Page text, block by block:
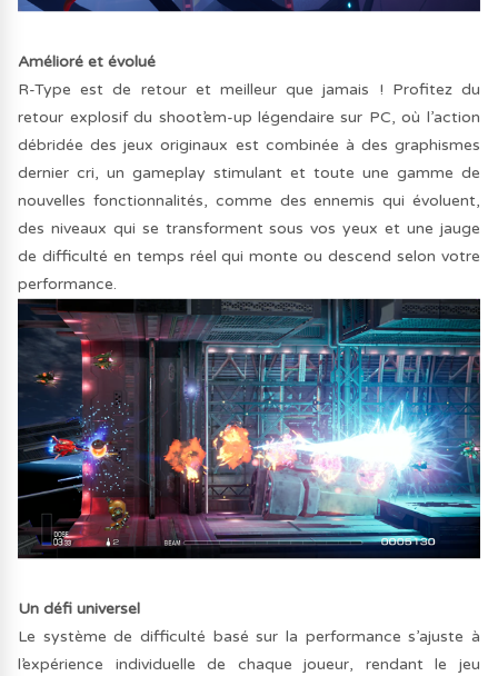
Amélioré et évolué
R-Type est de retour et meilleur que jamais ! Profitez du
retour explosif du shoot’em-up légendaire sur PC, où l’action
débridée des jeux originaux est combinée à des graphismes
dernier cri, un gameplay stimulant et toute une gamme de
nouvelles fonctionnalités, comme des ennemis qui évoluent,
des niveaux qui se transforment sous vos yeux et une jauge
de difficulté en temps réel qui monte ou descend selon votre
performance.
Un défi universel
Le système de difficulté basé sur la performance s’ajuste à
l’expérience individuelle de chaque joueur, rendant le jeu